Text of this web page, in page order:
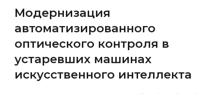
Модернизация
автоматизированного
оптического контроля в
устаревших машинах
искусственного интеллекта